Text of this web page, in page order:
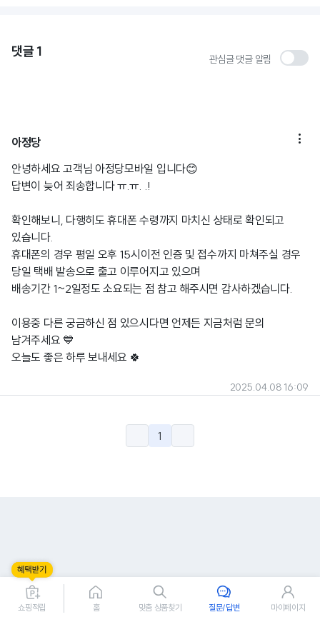
댓글 1 관심글 댓글 알림
아정당 
안녕하세요 고객님 아정당모바일 입니다😊
답변이 늦어 죄송합니다 ㅠ.ㅠ. .!
확인해보니, 다행히도 휴대폰 수령까지 마치신 상태로 확인되고
있습니다.
휴대폰의 경우 평일 오후 15시이전 인증 및 접수까지 마쳐주실 경우
당일 택배 발송으로 출고 이루어지고 있으며
배송기간 1~2일정도 소요되는 점 참고 해주시면 감사하겠습니다.
이용중 다른 궁금하신 점 있으시다면 언제든 지금처럼 문의
남겨주세요 💙
오늘도 좋은 하루 보내세요 🍀
2025.04.08 16:09
1
쇼핑적립 홈 맞춤 상품찾기 질문/답변 마이페이지